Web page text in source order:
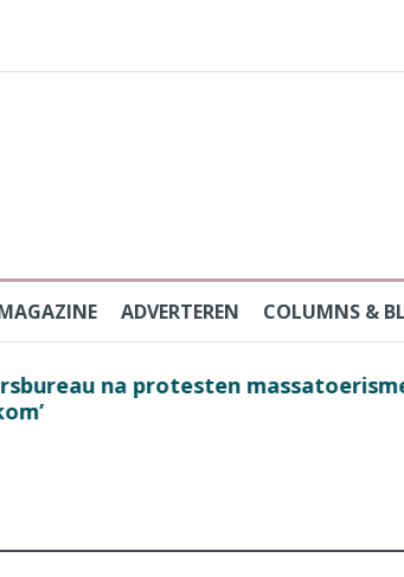
ADVERTEREN COLUMNS &
na protesten massatoerisme: